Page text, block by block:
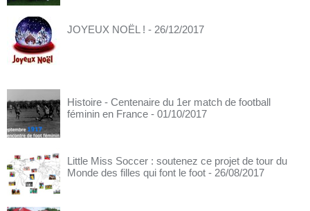
JOYEUX NOËL ! - 26/12/2017
Histoire - Centenaire du 1er match de football
féminin en France - 01/10/2017
Little Miss Soccer : soutenez ce projet de tour du
Monde des filles qui font le foot - 26/08/2017